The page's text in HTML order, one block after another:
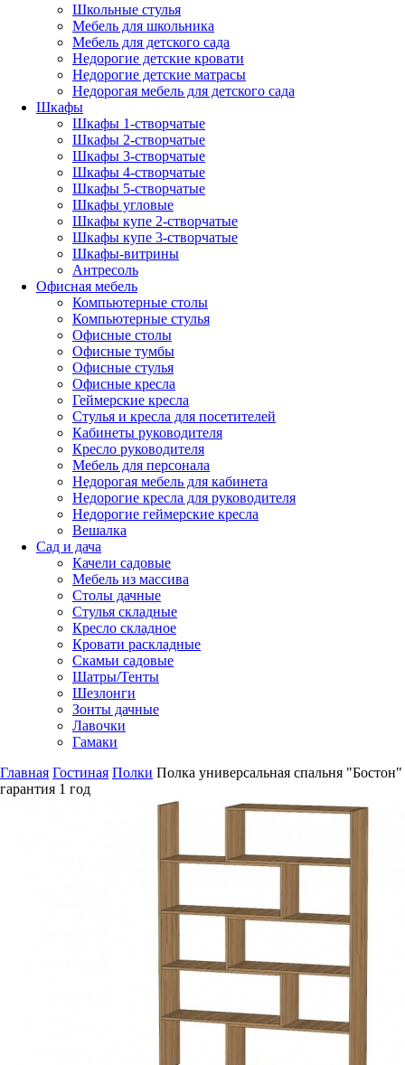
Школьные стулья
Мебель для школьника
Мебель для детского сада
Недорогие детские кровати
Недорогие детские матрасы
Недорогая мебель для детского сада
Шкафы
Шкафы 1-створчатые
Шкафы 2-створчатые
Шкафы 3-створчатые
Шкафы 4-створчатые
Шкафы 5-створчатые
Шкафы угловые
Шкафы купе 2-створчатые
Шкафы купе 3-створчатые
Шкафы-витрины
Антресоль
Офисная мебель
Компьютерные столы
Компьютерные стулья
Офисные столы
Офисные тумбы
Офисные стулья
Офисные кресла
Геймерские кресла
Стулья и кресла для посетителей
Кабинеты руководителя
Кресло руководителя
Мебель для персонала
Недорогая мебель для кабинета
Недорогие кресла для руководителя
Недорогие геймерские кресла
Вешалка
Сад и дача
Качели садовые
Мебель из массива
Столы дачные
Стулья складные
Кресло складное
Кровати раскладные
Скамьи садовые
Шатры/Тенты
Шезлонги
Зонты дачные
Лавочки
Гамаки
Главная Гостиная Полки Полка универсальная спальня "Бостон"
гарантия 1 год